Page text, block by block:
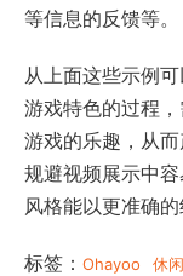
等信息的反馈等。
从上面这些示例
游戏特色的过程
游戏的乐趣，从
规避视频展示中
风格能以更准确的
标签： Ohayoo 休